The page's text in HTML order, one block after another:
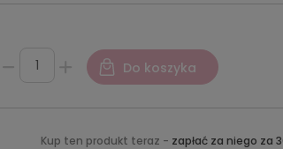
Do koszyka
Kup ten produkt teraz - zapłać za niego za